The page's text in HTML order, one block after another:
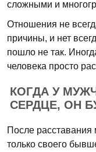
сложными и
Отношения не
причины, и нет
пошло не так.
человека просто
КОГДА У
СЕРДЦЕ, ОН
После расставания
только своего